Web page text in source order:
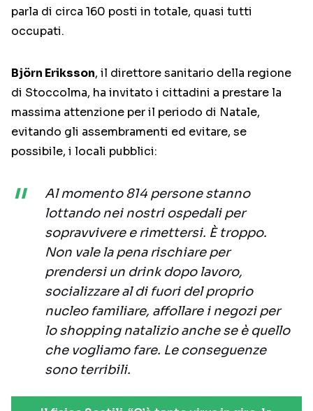
parla di circa 160 posti in totale, quasi tutti
occupati.
Björn Eriksson, il direttore sanitario della regione
di Stoccolma, ha invitato i cittadini a prestare la
massima attenzione per il periodo di Natale,
evitando gli assembramenti ed evitare, se
possibile, i locali pubblici:
Al momento 814 persone stanno
lottando nei nostri ospedali per
sopravvivere e rimettersi. È troppo.
Non vale la pena rischiare per
prendersi un drink dopo lavoro,
socializzare al di fuori del proprio
nucleo familiare, affollare i negozi per
lo shopping natalizio anche se è quello
che vogliamo fare. Le conseguenze
sono terribili.